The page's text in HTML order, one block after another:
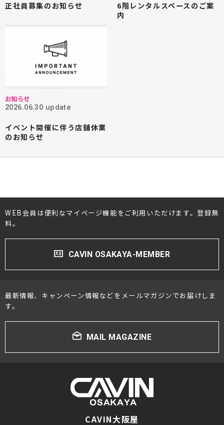
正社員募集のお知らせ
6階レンタルスペースのご案
内
お知らせ
2026.06.30 update
イベント開催に伴う店舗休業
のお知らせ
WEB会員は便利なマイページ機能をご利用いただけます。登録無
料。
CAVIN OSAKAYA-MEMBER
最新情報、キャンペーン情報などをメールマガジンでお届けしま
す。
MAIL MAGAZINE
CAVIN大阪屋